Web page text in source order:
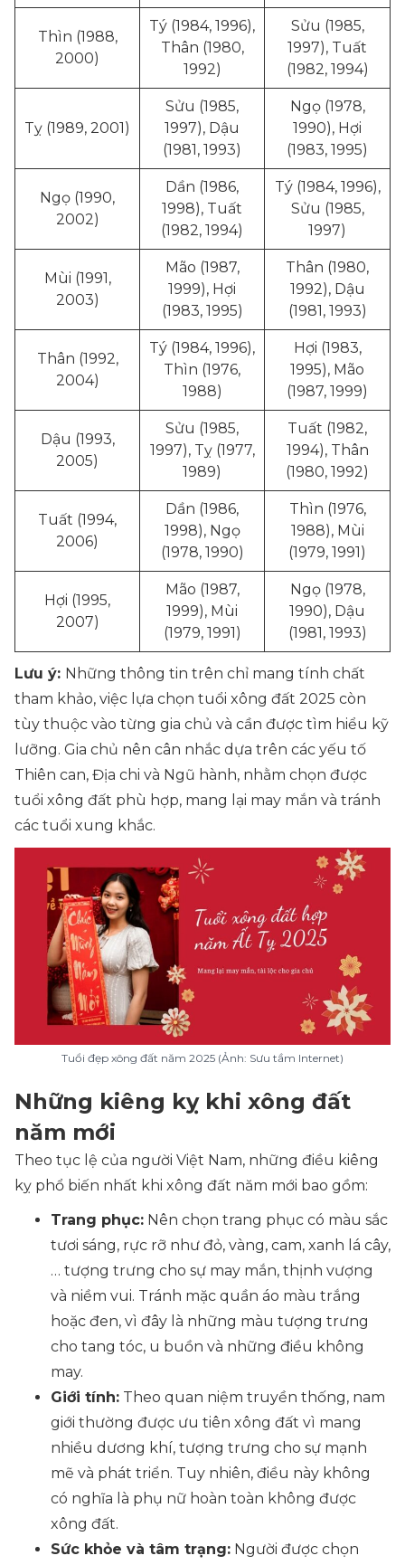
Thìn (1988,
2000)
Tý (1984, 1996),
Thân (1980,
1992)
Sửu (1985,
1997), Tuất
(1982, 1994)
Tỵ (1989, 2001)
Sửu (1985,
1997), Dậu
(1981, 1993)
Ngọ (1978,
1990), Hợi
(1983, 1995)
Ngọ (1990,
2002)
Dần (1986,
1998), Tuất
(1982, 1994)
Tý (1984, 1996),
Sửu (1985,
1997)
Mùi (1991,
2003)
Mão (1987,
1999), Hợi
(1983, 1995)
Thân (1980,
1992), Dậu
(1981, 1993)
Thân (1992,
2004)
Tý (1984, 1996),
Thìn (1976,
1988)
Hợi (1983,
1995), Mão
(1987, 1999)
Dậu (1993,
2005)
Sửu (1985,
1997), Tỵ (1977,
1989)
Tuất (1982,
1994), Thân
(1980, 1992)
Tuất (1994,
2006)
Dần (1986,
1998), Ngọ
(1978, 1990)
Thìn (1976,
1988), Mùi
(1979, 1991)
Hợi (1995,
2007)
Mão (1987,
1999), Mùi
(1979, 1991)
Ngọ (1978,
1990), Dậu
(1981, 1993)
Lưu ý: Những thông tin trên chỉ mang tính chất
tham khảo, việc lựa chọn tuổi xông đất 2025 còn
tùy thuộc vào từng gia chủ và cần được tìm hiểu kỹ
lưỡng. Gia chủ nên cân nhắc dựa trên các yếu tố
Thiên can, Địa chi và Ngũ hành, nhằm chọn được
tuổi xông đất phù hợp, mang lại may mắn và tránh
các tuổi xung khắc.
Tuổi đẹp xông đất năm 2025 (Ảnh: Sưu tầm Internet)
Những kiêng kỵ khi xông đất
năm mới
Theo tục lệ của người Việt Nam, những điều kiêng
kỵ phổ biến nhất khi xông đất năm mới bao gồm:
Trang phục: Nên chọn trang phục có màu sắc
tươi sáng, rực rỡ như đỏ, vàng, cam, xanh lá cây,
… tượng trưng cho sự may mắn, thịnh vượng
và niềm vui. Tránh mặc quần áo màu trắng
hoặc đen, vì đây là những màu tượng trưng
cho tang tóc, u buồn và những điều không
may.
Giới tính: Theo quan niệm truyền thống, nam
giới thường được ưu tiên xông đất vì mang
nhiều dương khí, tượng trưng cho sự mạnh
mẽ và phát triển. Tuy nhiên, điều này không
có nghĩa là phụ nữ hoàn toàn không được
xông đất.
Sức khỏe và tâm trạng: Người được chọn